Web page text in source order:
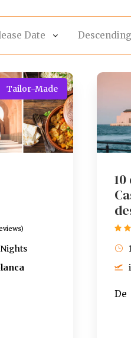
Tailor-Made
Nights
De